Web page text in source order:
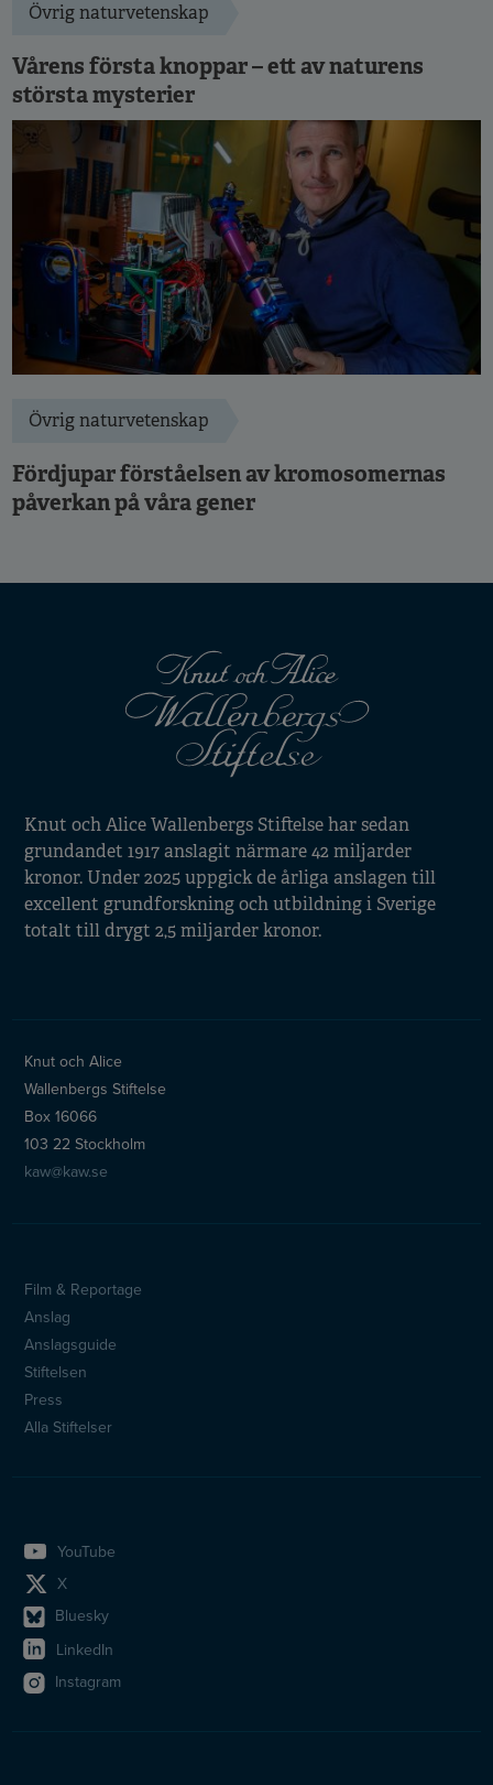
Övrig naturvetenskap
Vårens första knoppar – ett av naturens
största mysterier
Övrig naturvetenskap
Fördjupar förståelsen av kromosomernas
påverkan på våra gener
Knut och Alice Wallenbergs Stiftelse har sedan
grundandet 1917 anslagit närmare 42 miljarder
kronor. Under 2025 uppgick de årliga anslagen till
excellent grundforskning och utbildning i Sverige
totalt till drygt 2,5 miljarder kronor.
Knut och Alice
Wallenbergs Stiftelse
Box 16066
103 22 Stockholm
kaw@kaw.se
Sidfotsmeny
Film & Reportage
Anslag
Anslagsguide
Stiftelsen
Press
Alla Stiftelser
YouTube
X
Bluesky
LinkedIn
Instagram